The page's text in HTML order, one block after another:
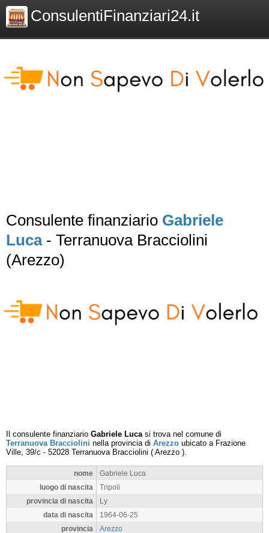
ConsulentiFinanziari24.it
Consulente finanziario Gabriele
Luca- Terranuova Bracciolini
(Arezzo)
Il consulente finanziario Gabriele Lucasi trova nel comune di
Terranuova Bracciolini nella provincia di Arezzo ubicato a Frazione
Ville, 39/c - 52028 Terranuova Bracciolini ( Arezzo ).
nome
Gabriele Luca
luogo di nascita
Tripoli
provincia di nascita
Ly
data di nascita
1964-06-25
provincia
Arezzo